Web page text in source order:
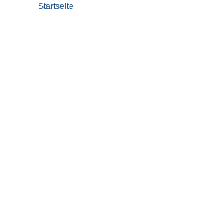
Startseite